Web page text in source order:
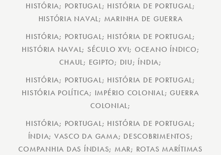
HISTÓRIA; PORTUGAL; HISTÓRIA DE PORTUGAL;
HISTÓRIA NAVAL; MARINHA DE GUERRA
HISTÓRIA; PORTUGAL; HISTÓRIA DE PORTUGAL;
HISTÓRIA NAVAL; SÉCULO XVI; OCEANO ÍNDICO;
CHAUL; EGIPTO; DIU; ÍNDIA;
HISTÓRIA; PORTUGAL; HISTÓRIA DE PORTUGAL;
HISTÓRIA POLÍTICA; IMPÉRIO COLONIAL; GUERRA
COLONIAL;
HISTÓRIA; PORTUGAL; HISTÓRIA DE PORTUGAL;
ÍNDIA; VASCO DA GAMA; DESCOBRIMENTOS;
COMPANHIA DAS ÍNDIAS; MAR; ROTAS MARÍTIMAS